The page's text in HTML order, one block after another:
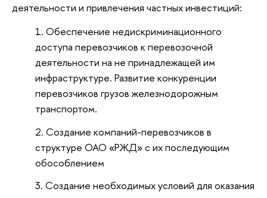
деятельности и привлечения частных инвестиций:
Обеспечение недискриминационного
доступа перевозчиков к перевозочной
деятельности на не принадлежащей им
инфраструктуре. Развитие конкуренции
перевозчиков грузов железнодорожным
транспортом.
Создание компаний-перевозчиков в
структуре ОАО «РЖД» с их последующим
обособлением
Создание необходимых условий для оказания